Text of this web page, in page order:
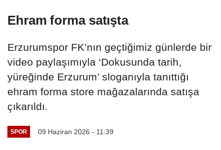
Ehram forma satışta
Erzurumspor FK’nın geçtiğimiz günlerde bir
video paylaşımıyla ‘Dokusunda tarih,
yüreğinde Erzurum’ sloganıyla tanıttığı
ehram forma store mağazalarında satışa
çıkarıldı.
SPOR 09 Haziran 2026 - 11:39